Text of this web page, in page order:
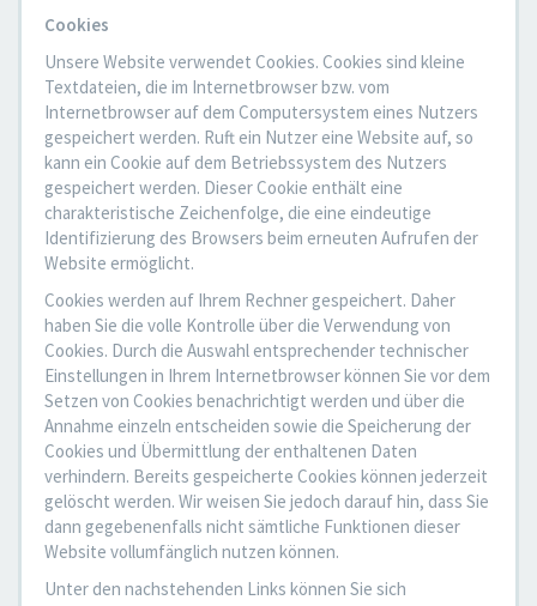
Cookies
Unsere Website verwendet Cookies. Cookies sind kleine
Textdateien, die im Internetbrowser bzw. vom
Internetbrowser auf dem Computersystem eines Nutzers
gespeichert werden. Ruft ein Nutzer eine Website auf, so
kann ein Cookie auf dem Betriebssystem des Nutzers
gespeichert werden. Dieser Cookie enthält eine
charakteristische Zeichenfolge, die eine eindeutige
Identifizierung des Browsers beim erneuten Aufrufen der
Website ermöglicht.
Cookies werden auf Ihrem Rechner gespeichert. Daher
haben Sie die volle Kontrolle über die Verwendung von
Cookies. Durch die Auswahl entsprechender technischer
Einstellungen in Ihrem Internetbrowser können Sie vor dem
Setzen von Cookies benachrichtigt werden und über die
Annahme einzeln entscheiden sowie die Speicherung der
Cookies und Übermittlung der enthaltenen Daten
verhindern. Bereits gespeicherte Cookies können jederzeit
gelöscht werden. Wir weisen Sie jedoch darauf hin, dass Sie
dann gegebenenfalls nicht sämtliche Funktionen dieser
Website vollumfänglich nutzen können.
Unter den nachstehenden Links können Sie sich